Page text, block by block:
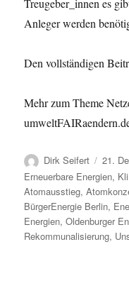
Treugeber_innen es
Anleger werden
Den vollständigen
Mehr zum Theme
Autor
Dirk Seifert
am
21.
Erneuerbare Energien,
Atomausstieg,
BürgerEnergie Berlin,
Energien,Oldenburger
Rekommunalisierung,